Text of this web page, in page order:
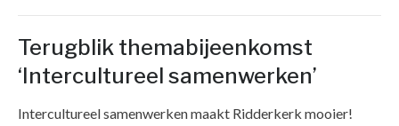
Terugblik themabijeenkomst
‘Intercultureel samenwerken’
Intercultureel samenwerken maakt Ridderkerk mooier!